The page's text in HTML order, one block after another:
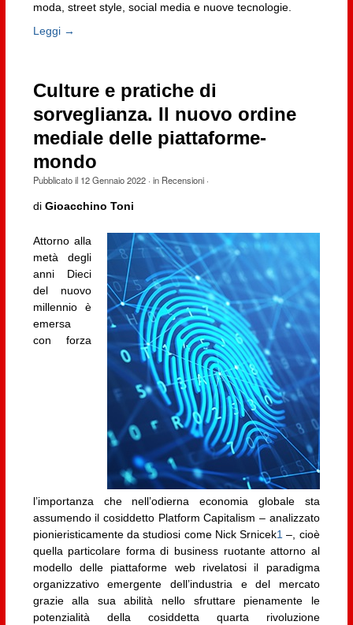
moda, street style, social media e nuove tecnologie.
Leggi →
Culture e pratiche di
sorveglianza. Il nuovo ordine
mediale delle piattaforme-
mondo
Pubblicato il 12 Gennaio 2022· in Recensioni·
di Gioacchino Toni
Attorno alla
metà degli
anni Dieci
del nuovo
millennio è
emersa
con forza
l’importanza che nell’odierna economia globale sta
assumendo il cosiddetto Platform Capitalism – analizzato
pionieristicamente da studiosi come Nick Srnicek1 –, cioè
quella particolare forma di business ruotante attorno al
modello delle piattaforme web rivelatosi il paradigma
organizzativo emergente dell’industria e del mercato
grazie alla sua abilità nello sfruttare pienamente le
potenzialità della cosiddetta quarta rivoluzione